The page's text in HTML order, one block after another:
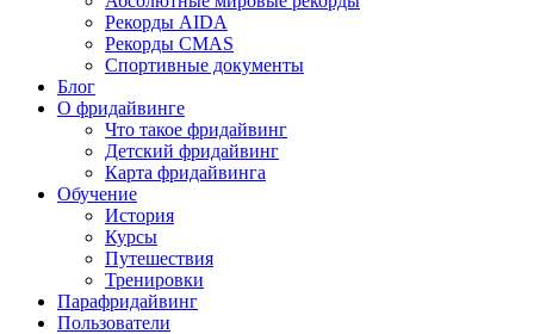
Рекорды AIDA
Рекорды CMAS
Спортивные документы
Блог
О фридайвинге
Что такое фридайвинг
Детский фридайвинг
Карта фридайвинга
Обучение
История
Курсы
Путешествия
Тренировки
Парафридайвинг
Пользователи